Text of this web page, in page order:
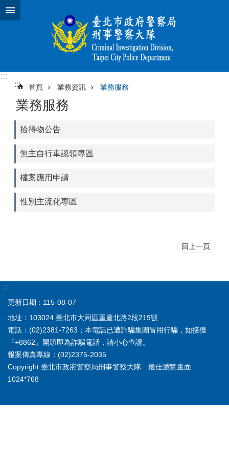
跳到主要內容區塊
:::
:::
首頁 業務資訊 業務服務
業務服務
拾得物公告
無主自行車認領專區
檔案應用申請
性別主流化專區
回上一頁
:::
更新日期
115-08-07
地址：103024 臺北市大同區重慶北路2段219號
電話：(02)2381-7263；本電話已遭詐騙集團冒用行騙，如接獲
『+8862』開頭即為詐騙電話，請小心查證。
報案傳真專線：(02)2375-2035
Copyright 臺北市政府警察局刑事警察大隊 最佳瀏覽畫面
1024*768